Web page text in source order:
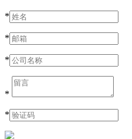
*
*
*
*
*